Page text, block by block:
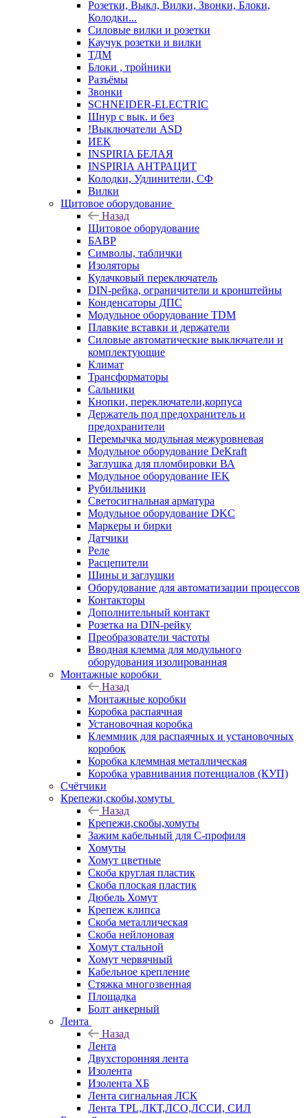
Розетки, Выкл, Вилки, Звонки, Блоки,
Колодки...
Силовые вилки и розетки
Каучук розетки и вилки
ТДМ
Блоки , тройники
Разъёмы
Звонки
SCHNEIDER-ELECTRIC
Шнур с вык. и без
!Выключатели ASD
ИЕК
INSPIRIA БЕЛАЯ
INSPIRIA АНТРАЦИТ
Колодки, Удлинители, СФ
Вилки
Щитовое оборудование
Назад
Щитовое оборудование
БАВР
Символы, таблички
Изоляторы
Кулачковый переключатель
DIN-рейка, ограничители и кронштейны
Конденсаторы ДПС
Модульное оборудование TDM
Плавкие вставки и держатели
Силовые автоматические выключатели и
комплектующие
Климат
Трансформаторы
Сальники
Кнопки, переключатели,корпуса
Держатель под предохранитель и
предохранители
Перемычка модульная межуровневая
Модульное оборудование DeKraft
Заглушка для пломбировки ВА
Модульное оборудование IEK
Рубильники
Светосигнальная арматура
Модульное оборудование DKC
Маркеры и бирки
Датчики
Реле
Расцепители
Шины и заглушки
Оборудование для автоматизации процессов
Контакторы
Дополнительный контакт
Розетка на DIN-рейку
Преобразователи частоты
Вводная клемма для модульного
оборудования изолированная
Монтажные коробки
Назад
Монтажные коробки
Коробка распаячная
Установочная коробка
Клеммник для распаячных и установочных
коробок
Коробка клеммная металлическая
Коробка уравнивания потенциалов (КУП)
Счётчики
Крепежи,скобы,хомуты
Назад
Крепежи,скобы,хомуты
Зажим кабельный для С-профиля
Хомуты
Хомут цветные
Скоба круглая пластик
Скоба плоская пластик
Дюбель Хомут
Крепеж клипса
Скоба металлическая
Скоба нейлоновая
Хомут стальной
Хомут червячный
Кабельное крепление
Стяжка многозвенная
Площадка
Болт анкерный
Лента
Назад
Лента
Двухсторонняя лента
Изолента
Изолента ХБ
Лента сигнальная ЛСК
Лента TPL,ЛКТ,ЛСО,ЛССИ, СИЛ